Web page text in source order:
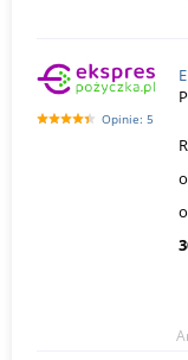
Opinie: 5